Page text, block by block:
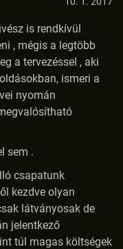
is rendkívül
, mégis a legtöbb
a tervezéssel , aki
ismeri a
nyomán
sem .
csapatunk
kezdve olyan
látványosak de
jelentkező
túl magas költségek